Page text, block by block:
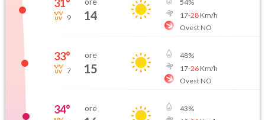
31°
9 14
54%
17-28Km/h
Ovest NO
33°
7
ore
15
48%
17-26Km/h
Ovest NO
34° ore 43%